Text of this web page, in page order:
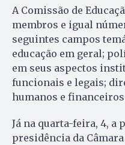
A Comissão de
membros e igual
seguintes campos
educação em geral;
em seus aspectos
funcionais e legais;
humanos e financeiros
Já na quarta-feira, 4, a
presidência da